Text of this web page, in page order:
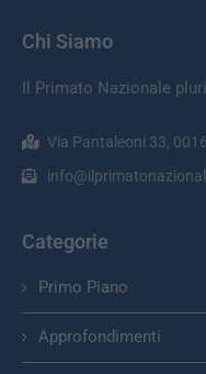
Chi Siamo
Il Primato Nazionale
Via Pantaleoni 33,
Categorie
Primo Piano
Approfondimenti